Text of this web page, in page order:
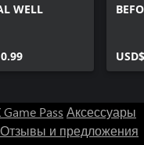
WELL
Game Pass Аксессуары
Отзывы и предложения